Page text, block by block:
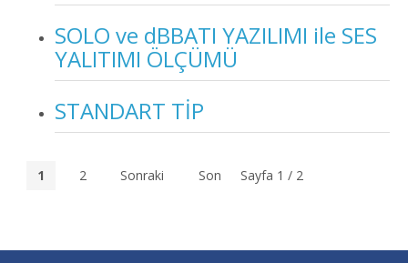
SOLO ve dBBATI YAZILIMI ile SES
YALITIMI ÖLÇÜMÜ
STANDART TİP
Sayfa 1 / 2
1 2 Sonraki Son